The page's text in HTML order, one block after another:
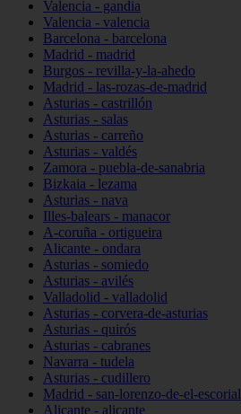
Valencia - gandia
Valencia - valencia
Barcelona - barcelona
Madrid - madrid
Burgos - revilla-y-la-ahedo
Madrid - las-rozas-de-madrid
Asturias - castrillón
Asturias - salas
Asturias - carreño
Asturias - valdés
Zamora - puebla-de-sanabria
Bizkaia - lezama
Asturias - nava
Illes-balears - manacor
A-coruña - ortigueira
Alicante - ondara
Asturias - somiedo
Asturias - avilés
Valladolid - valladolid
Asturias - corvera-de-asturias
Asturias - quirós
Asturias - cabranes
Navarra - tudela
Asturias - cudillero
Madrid - san-lorenzo-de-el-escorial
Alicante - alicante